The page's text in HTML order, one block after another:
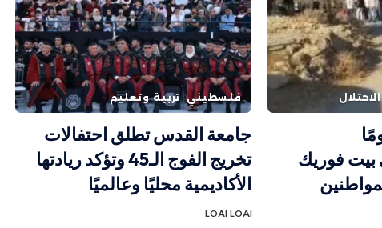
بيت فوريك
فلسطيني تربية وتعليم
جامعة القدس تطلق احتفالات
تخريج الفوج الـ45 وتؤكد ريادتها
الأكاديمية محليًا وعالميًا
LOAI LOAI